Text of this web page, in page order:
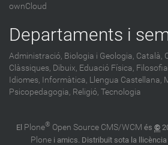
ownCloud
Departaments i
Administració, Biologia i Geologia, Català,
Clàssiques, Dibuix, Eduació Física,
Idiomes, Informàtica, Llengua Castellana,
Psicopedagogia, Religió, Tecnologia
El Plone® Open Source CMS/WCM és ©
Plonei amics. Distribuït sota la llicència